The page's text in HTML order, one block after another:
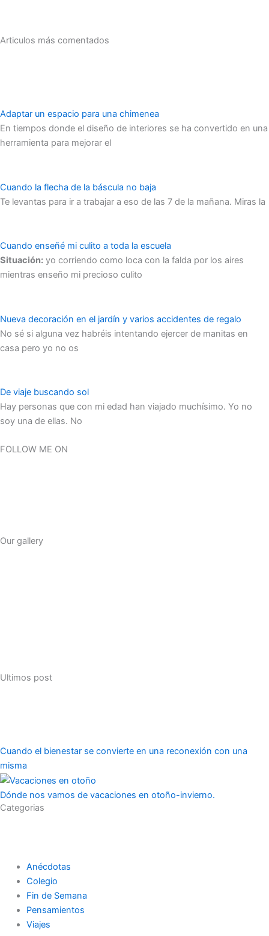
Articulos más comentados
Adaptar un espacio para una chimenea
En tiempos donde el diseño de interiores se ha convertido en una
herramienta para mejorar el
Cuando la flecha de la báscula no baja
Te levantas para ir a trabajar a eso de las 7 de la mañana. Miras la
Cuando enseñé mi culito a toda la escuela
Situación: yo corriendo como loca con la falda por los aires
mientras enseño mi precioso culito
Nueva decoración en el jardín y varios accidentes de regalo
No sé si alguna vez habréis intentando ejercer de manitas en
casa pero yo no os
De viaje buscando sol
Hay personas que con mi edad han viajado muchísimo. Yo no
soy una de ellas. No
FOLLOW ME ON
a
o e
m
Our gallery
Ultimos post
Cuando el bienestar se convierte en una reconexión con una
misma
Dónde nos vamos de vacaciones en otoño-invierno.
Categorias
Anécdotas
Colegio
Fin de Semana
Pensamientos
Viajes